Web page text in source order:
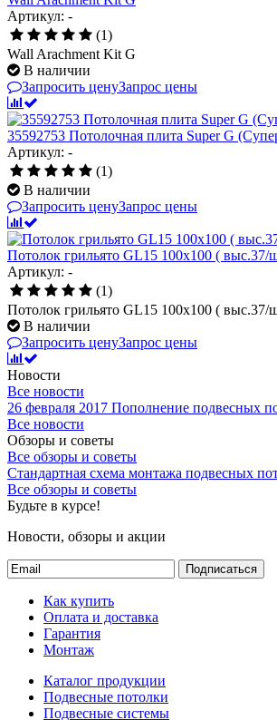
Артикул: -
(1)
Wall Arachment Kit G
В наличии
Запросить ценуЗапрос цены
35592753 Потолочная плита Super G
Артикул: -
(1)
В наличии
Запросить ценуЗапрос цены
Потолок грильято GL15 100х100 ( выс.37/
Артикул: -
(1)
Потолок грильято GL15 100х100 (
В наличии
Запросить ценуЗапрос цены
Новости
Все новости
26 февраля 2017 Пополнение подвесных
Все новости
Обзоры и советы
Все обзоры и советы
Стандартная схема монтажа подвесных
Все обзоры и советы
Будьте в курсе!
Новости, обзоры и акции
Подписаться
Как купить
Оплата и доставка
Гарантия
Монтаж
Каталог продукции
Подвесные потолки
Подвесные системы